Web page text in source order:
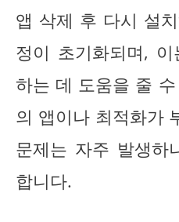
앱 삭제 후 다시 설
정이 초기화되며,
하는 데 도움을 줄
의 앱이나 최적화가
문제는 자주 발생하
합니다.